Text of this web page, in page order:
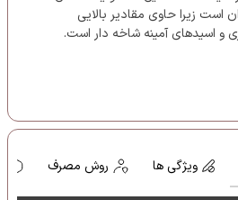
است زیرا حاوی مقادیر بالایی
و اسیدهای آمینه شاخه دار ‌است.
ویژگی ها روش مصرف